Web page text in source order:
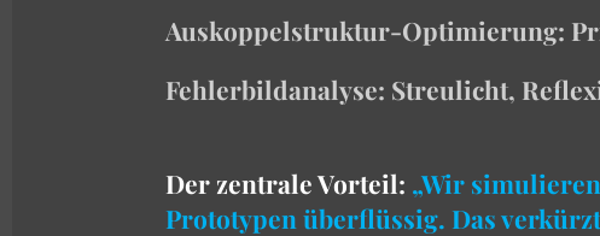
Auskoppelstruktur-Optimierung:
Fehlerbildanalyse: Streulicht,
Der zentrale Vorteil: „Wir
Prototypen überflüssig. Das